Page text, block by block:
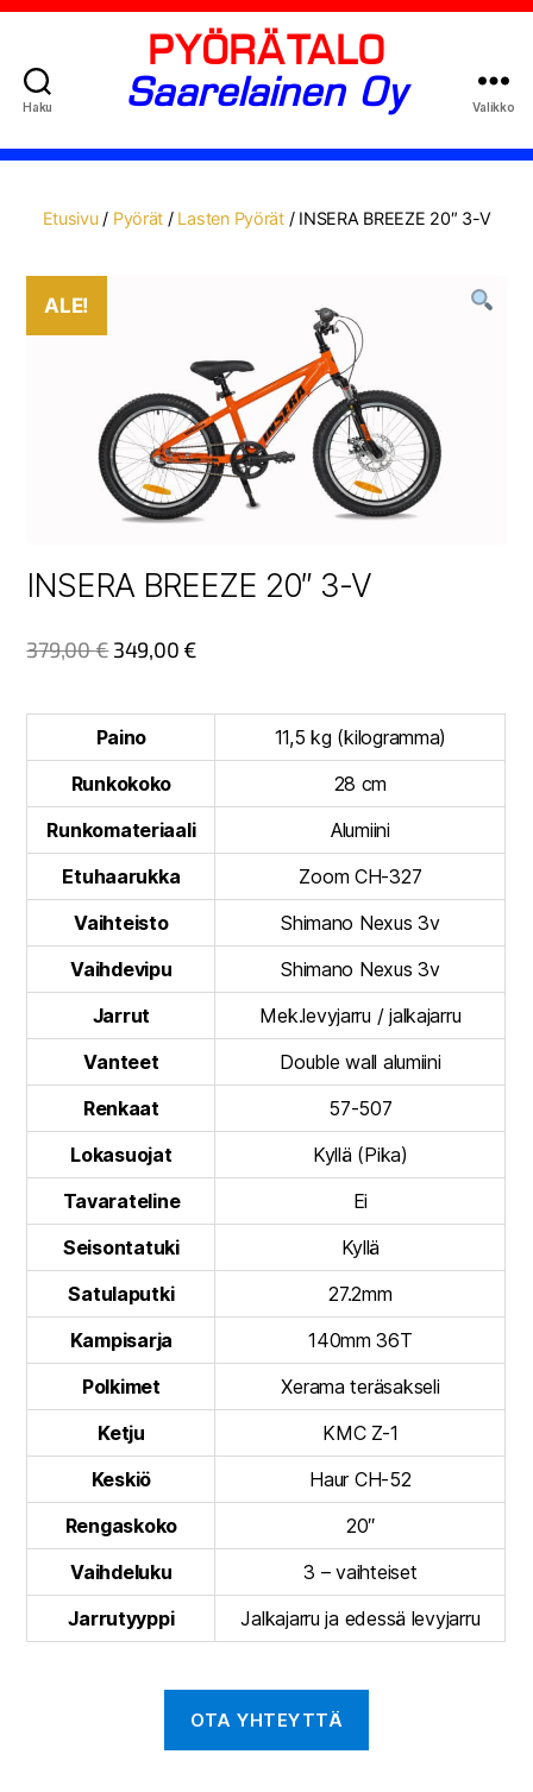
Haku
PYÖRÄTALO
Saarelainen Oy
Valikko
Etusivu/ Pyörät / Lasten Pyörät/ INSERA BREEZE 20″ 3-V
ALE!
INSERA BREEZE 20″ 3-V
379,00€ 349,00 €
Paino
11,5 kg (kilogramma)
Runkokoko
28 cm
Runkomateriaali
Alumiini
Etuhaarukka
Zoom CH-327
Vaihteisto
Shimano Nexus 3v
Vaihdevipu
Shimano Nexus 3v
Jarrut
Mek.levyjarru / jalkajarru
Vanteet
Double wall alumiini
Renkaat
57-507
Lokasuojat
Kyllä (Pika)
Tavarateline
Ei
Seisontatuki
Kyllä
Satulaputki
27.2mm
Kampisarja
140mm 36T
Polkimet
Xerama teräsakseli
Ketju
KMC Z-1
Keskiö
Haur CH-52
Rengaskoko
20″
Vaihdeluku
3 – vaihteiset
Jarrutyyppi
Jalkajarru ja edessä levyjarru